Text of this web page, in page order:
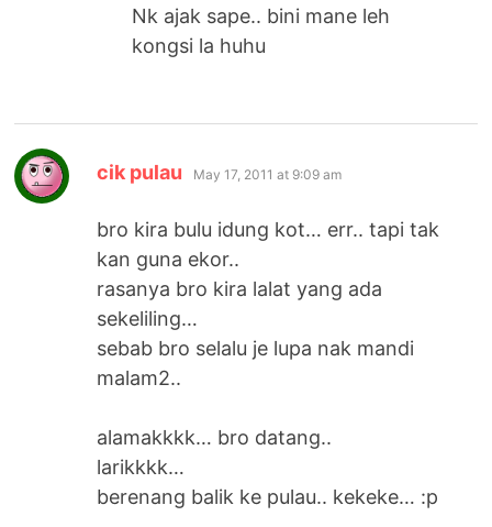
Nk ajak sape.. bini mane leh
kongsi la huhu
cik pulau says:
May 17, 2011 at 9:09 am
bro kira bulu idung kot… err.. tapi tak
kan guna ekor..
rasanya bro kira lalat yang ada
sekeliling…
sebab bro selalu je lupa nak mandi
malam2..
alamakkkk… bro datang..
larikkkk…
berenang balik ke pulau.. kekeke… :p